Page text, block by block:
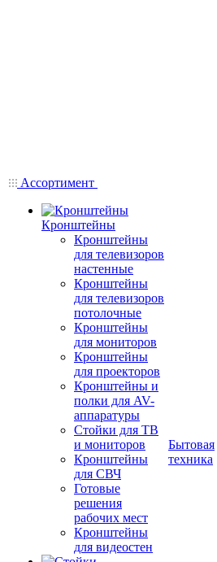
Ассортимент
Кронштейны
Кронштейны
для телевизоров
настенные
Кронштейны
для телевизоров
потолочные
Кронштейны
для мониторов
Кронштейны
для проекторов
Кронштейны и
полки для AV-
аппаратуры
Стойки для ТВ
и мониторов
Кронштейны
для СВЧ
Готовые
решения
рабочих мест
Кронштейны
для видеостен
Бытовая
техника